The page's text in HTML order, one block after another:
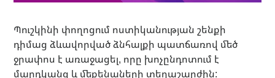
Պուշկինի փողոցում ոստիկանության շենքի
դիմաց ձևավորված ձնհալքի պատճառով մեծ
ջրափոս է առաջացել, որը խոչընդոտում է
մարդկանց և մեքենաների տեղաշարժին: